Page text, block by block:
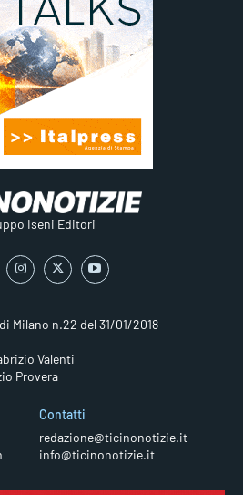
Iseni Editori
Milano n.22 del 31/01/2018
Valenti
Provera
Contatti
redazione@ticinonotizie.it
info@ticinonotizie.it